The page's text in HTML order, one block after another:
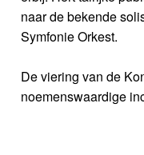
naar de bekende
Symfonie Orkest.
De viering van de
noemenswaardige